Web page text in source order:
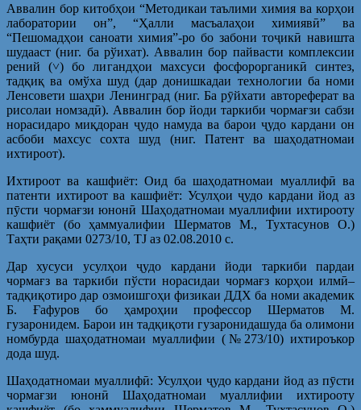
Аввалин бор китобҳои “Методикаи таълими химия ва корҳои
лаборатории он”, “Ҳалли масъалаҳои химиявӣ” ва
“Пешомадҳои саноати химия”-ро бо забони тоҷикӣ навишта
шудааст (ниг. ба рўихат). Аввалин бор пайвасти комплексии
рений (˅) бо лигандҳои махсуси фосфорорганикӣ синтез,
тадқиқ ва омўха шуд (дар донишкадаи технологии ба номи
Ленсовети шаҳри Ленинград (ниг. Ба рӯйхати автореферат ва
рисолаи номзадӣ). Аввалин бор йоди таркиби чормағзи сабзи
норасидаро миқдоран ҷудо намуда ва барои ҷудо кардани он
асбоби махсус сохта шуд (ниг. Патент ва шаҳодатномаи
ихтироот).
Ихтироот ва кашфиёт: Оид ба шаҳодатномаи муаллифӣ ва
патенти ихтироот ва кашфиёт: Усулҳои ҷудо кардани йод аз
пӯсти чормағзи юнонӣ Шаҳодатномаи муаллифии ихтирооту
кашфиёт (бо ҳаммуалифии Шерматов М., Тухтасунов О.)
Таҳти рақами 0273/10, TJ аз 02.08.2010 с.
Дар хусуси усулҳои ҷудо кардани йоди таркиби пардаи
чормағз ва таркиби пўсти норасидаи чормағз корҳои илмӣ–
тадқиқотиро дар озмоишгоҳи физикаи ДДХ ба номи академик
Б. Ғафуров бо ҳамроҳии профессор Шерматов М.
гузаронидем. Барои ин тадқиқоти гузаронидашуда ба олимони
номбурда шаҳодатномаи муаллифии (№273/10) ихтироъкор
дода шуд.
Шаҳодатномаи муаллифӣ: Усулҳои ҷудо кардани йод аз пӯсти
чормағзи юнонӣ Шаҳодатномаи муаллифии ихтирооту